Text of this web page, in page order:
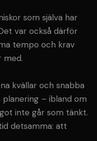
som själva har
var också därför
tempo och krav
med.
kvällar och snabba
– ibland om
inte går som tänkt.
detsamma: att